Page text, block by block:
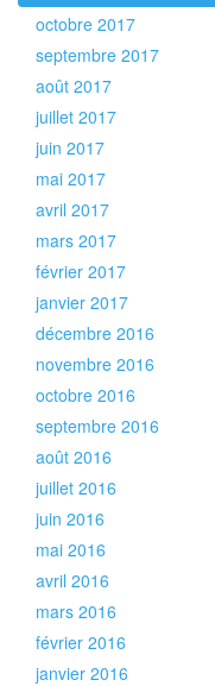
octobre 2017
septembre 2017
août 2017
juillet 2017
juin 2017
mai 2017
avril 2017
mars 2017
février 2017
janvier 2017
décembre 2016
novembre 2016
octobre 2016
septembre 2016
août 2016
juillet 2016
juin 2016
mai 2016
avril 2016
mars 2016
février 2016
janvier 2016